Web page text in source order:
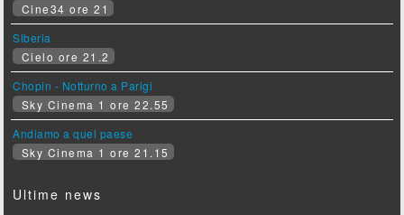
Cine34 ore 21
Siberia
Cielo ore 21.2
Chopin - Notturno a Parigi
Sky Cinema 1 ore 22.55
Andiamo a quel paese
Sky Cinema 1 ore 21.15
Ultime news